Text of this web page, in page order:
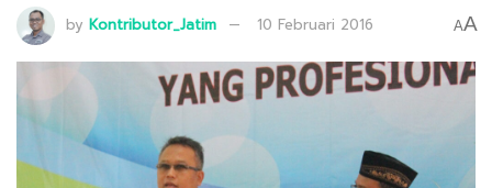
by Kontributor_Jatim 10 Februari 2016 AA